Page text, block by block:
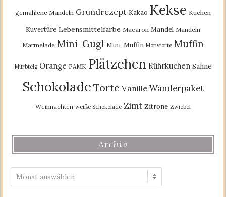
gemahlene Mandeln Grundrezept Kakao Kekse Kuchen
Kuvertüre Lebensmittelfarbe Macaron Mandel Mandeln
Marmelade Mini-Gugl Mini-Muffin Motivtorte Muffin
Mürbteig Orange PAMK Plätzchen Rührkuchen Sahne
Schokolade Torte Vanille Wanderpaket
Weihnachten weiße Schokolade Zimt Zitrone Zwiebel
Archiv